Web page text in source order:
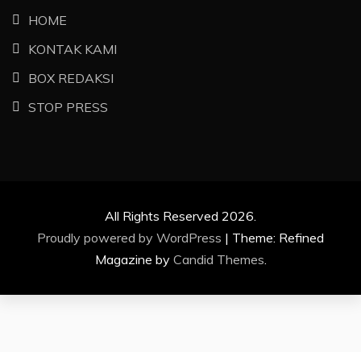
HOME
KONTAK KAMI
BOX REDAKSI
STOP PRESS
All Rights Reserved 2026.
Proudly powered by WordPress | Theme: Refined
Magazine by Candid Themes